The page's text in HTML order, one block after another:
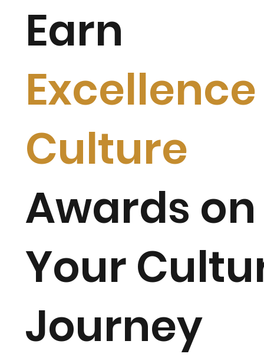
Earn
Culture
Awards on
Your
Journey